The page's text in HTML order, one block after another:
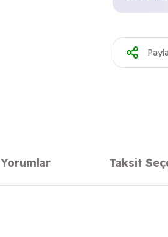
Yorumlar Taksit